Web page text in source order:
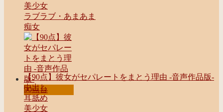
美少女
ラブラブ・あまあま
痴女
90点台
【90点】彼女がセパレートをまとう理由 -音声作品版-
中出し
耳舐め
美少女